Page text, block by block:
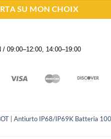
SU MON CHOIX
/ 09:00–12:00, 14:00–19:00
| Antiurto IP68/IP69K Batteria